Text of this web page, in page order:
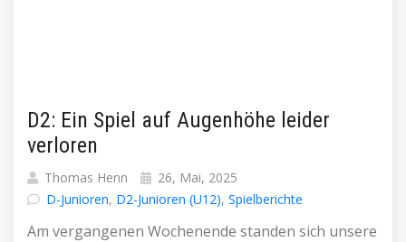
D2: Ein Spiel auf Augenhöhe leider
verloren
Thomas Henn
26, Mai, 2025
D-Junioren, D2-Junioren (U12), Spielberichte
Am vergangenen Wochenende standen sich unsere